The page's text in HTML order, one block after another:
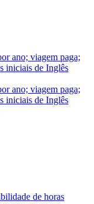
ano; viagem paga;
iniciais de Inglês
ano; viagem paga;
iniciais de Inglês
de horas